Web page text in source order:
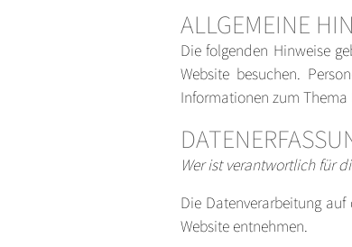
ALLGEMEINE
Die folgenden Hinweise
Website besuchen.
Informationen zum Thema
Wer ist verantwortlich für
Die Datenverarbeitung
Website entnehmen.